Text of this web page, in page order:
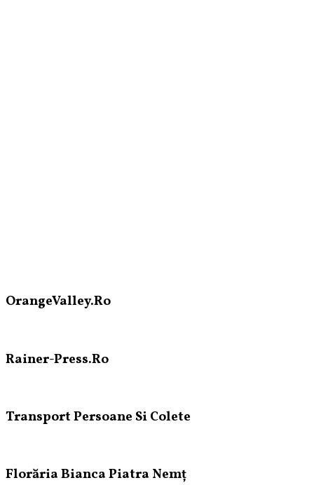
OrangeValley.Ro
Rainer-Press.Ro
Transport Persoane Si Colete
Florăria Bianca Piatra Nemț